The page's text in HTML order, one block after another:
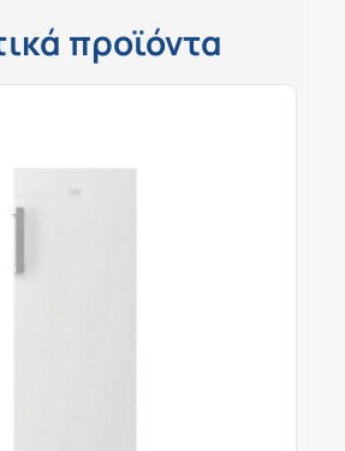
προϊόντα